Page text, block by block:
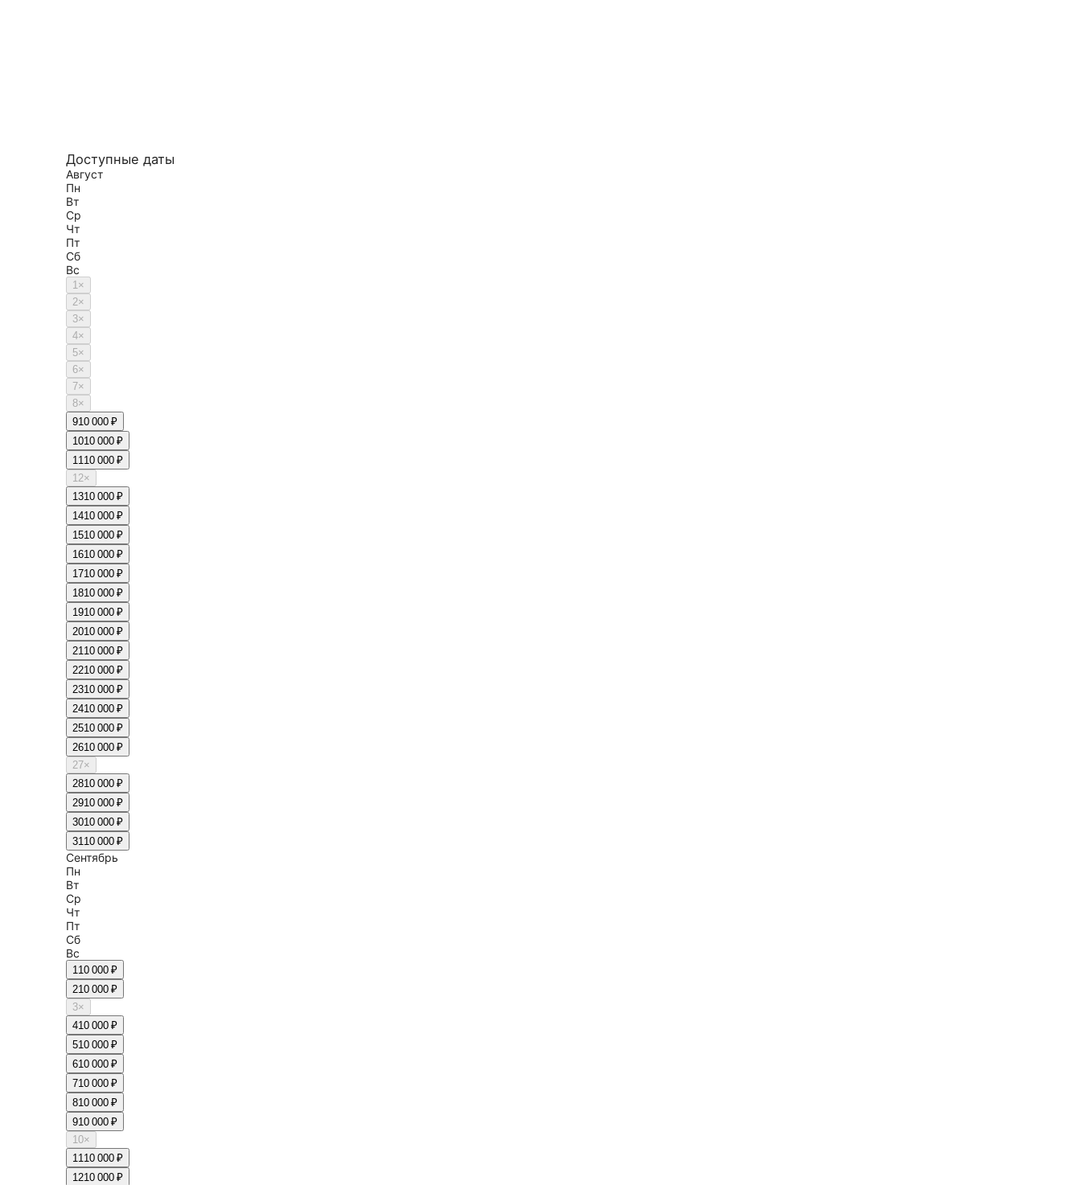
Доступные даты
Август
Пн
Вт
Ср
Чт
Пт
Сб
Вс
1×
2×
3×
4×
5×
6×
7×
8×
910 000 ₽
1010 000 ₽
1110 000 ₽
12×
1310 000 ₽
1410 000 ₽
1510 000 ₽
1610 000 ₽
1710 000 ₽
1810 000 ₽
1910 000 ₽
2010 000 ₽
2110 000 ₽
2210 000 ₽
2310 000 ₽
2410 000 ₽
2510 000 ₽
2610 000 ₽
27×
2810 000 ₽
2910 000 ₽
3010 000 ₽
3110 000 ₽
Сентябрь
Пн
Вт
Ср
Чт
Пт
Сб
Вс
110 000 ₽
210 000 ₽
3×
410 000 ₽
510 000 ₽
610 000 ₽
710 000 ₽
810 000 ₽
910 000 ₽
10×
1110 000 ₽
1210 000 ₽